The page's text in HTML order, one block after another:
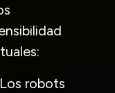
Los robots